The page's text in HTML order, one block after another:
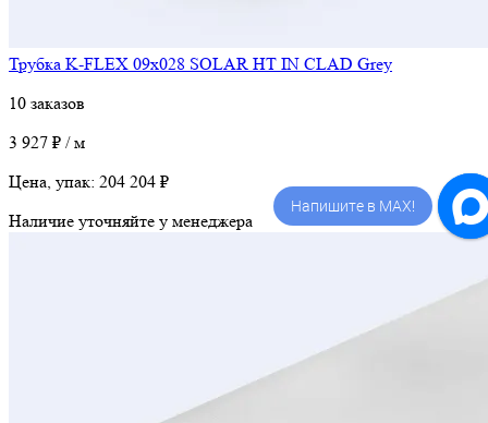
Трубка K-FLEX 09x028 SOLAR HT IN CLAD Grey
10 заказов
3 927 ₽ / м
Цена, упак: 204 204 ₽
Наличие уточняйте у менеджера
Напишите в MAX!